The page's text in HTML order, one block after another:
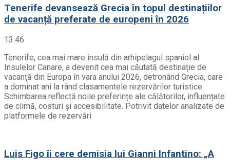
Tenerife devansează Grecia în topul destinațiilor
de vacanță preferate de europeni în 2026
13:46
Tenerife, cea mai mare insulă din arhipelagul spaniol al
Insulelor Canare, a devenit cea mai căutată destinație de
vacanță din Europa în vara anului 2026, detronând Grecia, care
a dominat ani la rând clasamentele rezervărilor turistice.
Schimbarea reflectă noile preferințe ale călătorilor, influențate
de climă, costuri și accesibilitate. Potrivit datelor analizate de
platformele de rezervări
Luis Figo îi cere demisia lui Gianni Infantino: „A